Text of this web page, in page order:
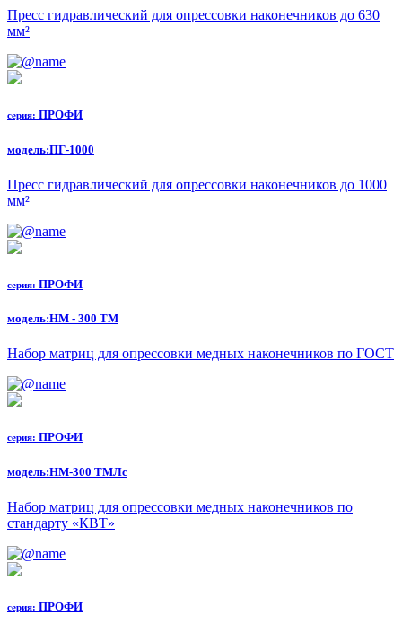
Пресс гидравлический для опрессовки наконечников до 630
мм²
серия: ПРОФИ
модель:ПГ-1000
Пресс гидравлический для опрессовки наконечников до 1000
мм²
серия: ПРОФИ
модель:НМ - 300 ТМ
Набор матриц для опрессовки медных наконечников по ГОСТ
серия: ПРОФИ
модель:НМ-300 ТМЛс
Набор матриц для опрессовки медных наконечников по
стандарту «КВТ»
серия: ПРОФИ